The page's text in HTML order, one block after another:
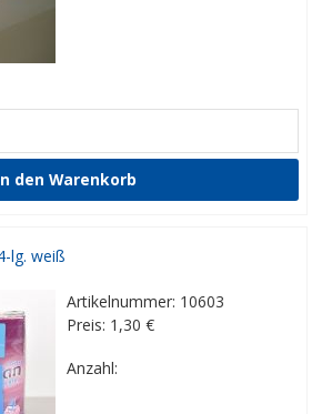
lg. weiß
Artikelnummer: 10603
Preis: 1,30 €
Anzahl: